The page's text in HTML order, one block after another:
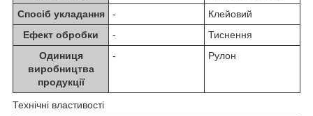
Спосіб укладання
-
Клейовий
Ефект обробки
-
Тиснення
Одиниця
виробництва
продукції
- Рулон
Технічні властивості